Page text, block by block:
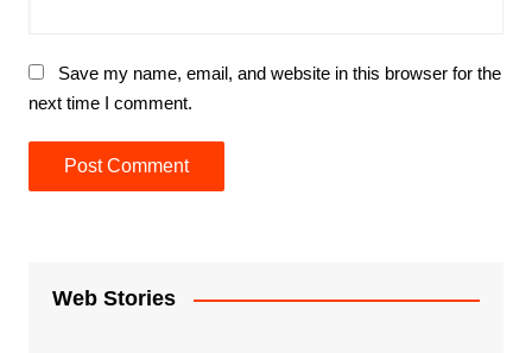
Save my name, email, and website in this browser for the
next time I comment.
Web Stories